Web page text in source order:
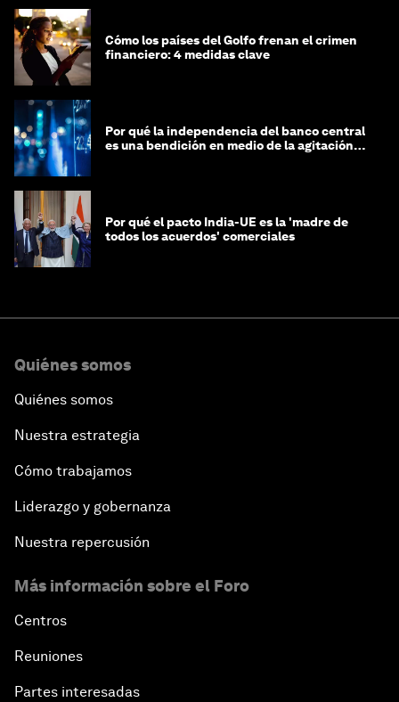
Cómo los países del Golfo frenan el crimen
financiero: 4 medidas clave
Por qué la independencia del banco central
es una bendición en medio de la agitación
Por qué el pacto India-UE es la 'madre de
todos los acuerdos' comerciales
Quiénes somos
Quiénes somos
Nuestra estrategia
Cómo trabajamos
Liderazgo y gobernanza
Nuestra repercusión
Más información sobre el Foro
Centros
Reuniones
Partes interesadas